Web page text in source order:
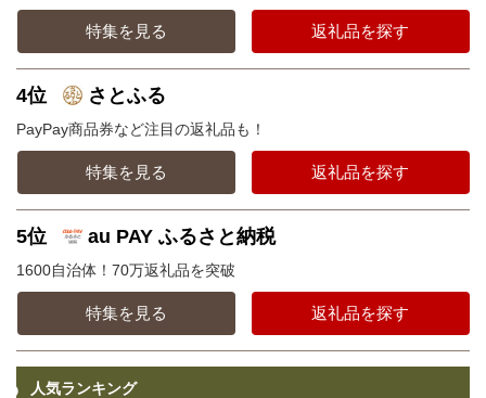
特集を見る 返礼品を探す
4位 さとふる
PayPay商品券など注目の返礼品も！
特集を見る 返礼品を探す
5位 au PAY ふるさと納税
1600自治体！70万返礼品を突破
特集を見る 返礼品を探す
人気ランキング